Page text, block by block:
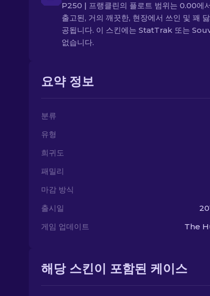
P250 | 프랭클린의 플로트 범위는 0.00에
출고된, 거의 깨끗한, 현장에서 쓰인 및 꽤
공됩니다. 이 스킨에는 StatTrak 또는
없습니다.
요약 정보
분류
유형
희귀도
패밀리
마감 방식
출시일
게임 업데이트
The
해당 스킨이 포함된 케이스